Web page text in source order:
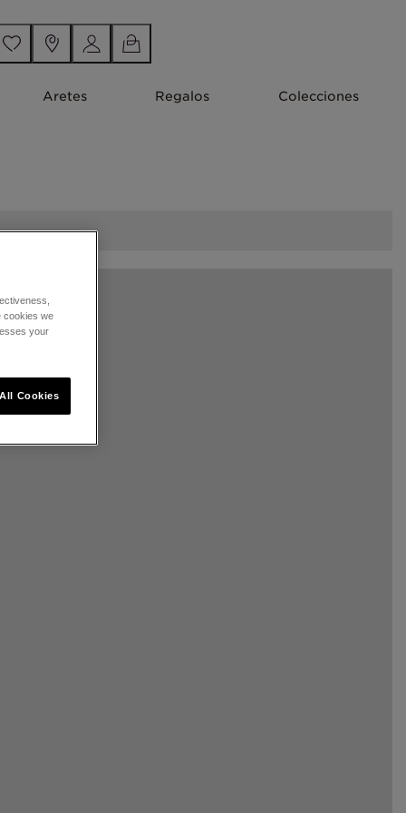
Aretes Regalos Colecciones
cookies we
your
Cookies